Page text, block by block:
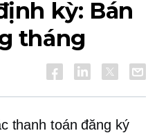
kỳ: Bán
tháng
thanh toán đăng ký